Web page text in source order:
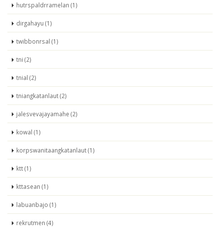
hutrspaldrramelan (1)
dirgahayu (1)
twibbonrsal (1)
tni (2)
tnial (2)
tniangkatanlaut (2)
jalesvevajayamahe (2)
kowal (1)
korpswanitaangkatanlaut (1)
ktt (1)
kttasean (1)
labuanbajo (1)
rekrutmen (4)